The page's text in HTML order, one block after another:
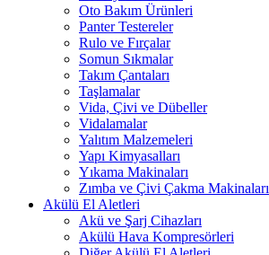
Oto Bakım Ürünleri
Panter Testereler
Rulo ve Fırçalar
Somun Sıkmalar
Takım Çantaları
Taşlamalar
Vida, Çivi ve Dübeller
Vidalamalar
Yalıtım Malzemeleri
Yapı Kimyasalları
Yıkama Makinaları
Zımba ve Çivi Çakma Makinaları
Akülü El Aletleri
Akü ve Şarj Cihazları
Akülü Hava Kompresörleri